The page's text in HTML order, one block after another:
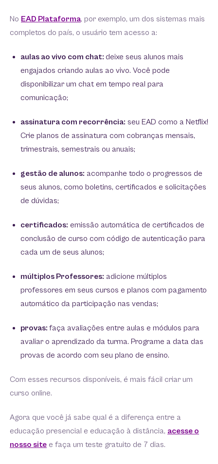
No EAD Plataforma, por exemplo, um dos sistemas mais
completos do país, o usuário tem acesso a:
aulas ao vivo com chat: deixe seus alunos mais
engajados criando aulas ao vivo. Você pode
disponibilizar um chat em tempo real para
comunicação;
assinatura com recorrência: seu EAD como a Netflix!
Crie planos de assinatura com cobranças mensais,
trimestrais, semestrais ou anuais;
gestão de alunos: acompanhe todo o progressos de
seus alunos, como boletins, certificados e solicitações
de dúvidas;
certificados: emissão automática de certificados de
conclusão de curso com código de autenticação para
cada um de seus alunos;
múltiplos Professores: adicione múltiplos
professores em seus cursos e planos com pagamento
automático da participação nas vendas;
provas: faça avaliações entre aulas e módulos para
avaliar o aprendizado da turma. Programe a data das
provas de acordo com seu plano de ensino.
Com esses recursos disponíveis, é mais fácil criar um
curso online.
Agora que você já sabe qual é a diferença entre a
educação presencial e educação à distância, acesse o
nosso site e faça um teste gratuito de 7 dias.